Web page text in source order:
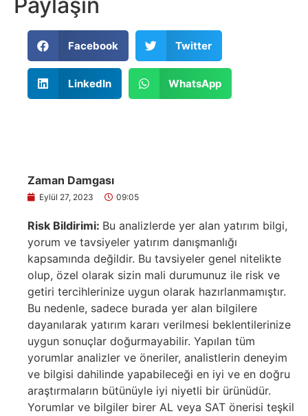
Paylaşın
Facebook Twitter
LinkedIn WhatsApp
Zaman Damgası
Eylül 27, 2023 09:05
Risk Bildirimi: Bu analizlerde yer alan yatırım bilgi,
yorum ve tavsiyeler yatırım danışmanlığı
kapsamında değildir. Bu tavsiyeler genel nitelikte
olup, özel olarak sizin mali durumunuz ile risk ve
getiri tercihlerinize uygun olarak hazırlanmamıştır.
Bu nedenle, sadece burada yer alan bilgilere
dayanılarak yatırım kararı verilmesi beklentilerinize
uygun sonuçlar doğurmayabilir. Yapılan tüm
yorumlar analizler ve öneriler, analistlerin deneyim
ve bilgisi dahilinde yapabileceği en iyi ve en doğru
araştırmaların bütünüyle iyi niyetli bir ürünüdür.
Yorumlar ve bilgiler birer AL veya SAT önerisi teşkil